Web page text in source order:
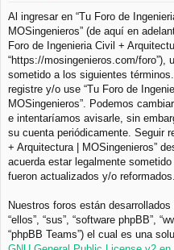
d
os
Al ingresar en “Tu Foro de
MOSingenieros” (de aquí en
Foro de Ingenieria Civil +
“https://mosingenieros.com/foro”),
sometido a los siguientes
registre y/o use “Tu Foro de
MOSingenieros”. Podemos
e intentaríamos avisarle, sin
su cuenta periódicamente. Seguir
+ Arquitectura | MOSingenieros”
acuerda estar legalmente
fueron actualizados y/o reformados.
Nuestros foros están
“ellos”, “sus”, “software phpBB”,
“phpBB Teams”) el cual es una